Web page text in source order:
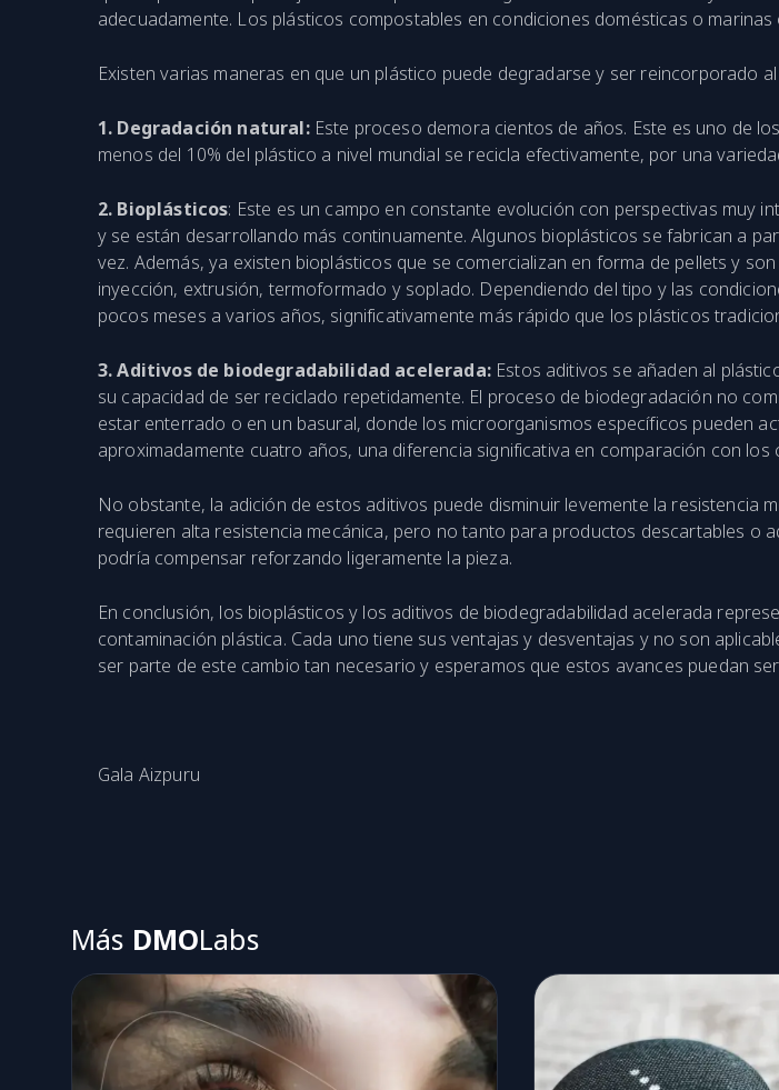
adecuadamente. Los plásticos compostables en condiciones domésticas o
Existen varias maneras en que un plástico puede degradarse y ser reincorporado
1. Degradación natural:Este proceso demora cientos de años. Este es uno de
menos del 10% del plástico a nivel mundial se recicla efectivamente, por una
2. Bioplásticos: Este es un campo en constante evolución con perspectivas muy
y se están desarrollando más continuamente. Algunos bioplásticos se fabrican a
vez. Además, ya existen bioplásticos que se comercializan en forma de pellets y
inyección, extrusión, termoformado y soplado. Dependiendo del tipo y las
pocos meses a varios años, significativamente más rápido que los plásticos
3. Aditivos de biodegradabilidad acelerada:Estos aditivos se añaden al
su capacidad de ser reciclado repetidamente. El proceso de biodegradación no
estar enterrado o en un basural, donde los microorganismos específicos pueden
aproximadamente cuatro años, una diferencia significativa en comparación con
No obstante, la adición de estos aditivos puede disminuir levemente la resistencia
requieren alta resistencia mecánica, pero no tanto para productos descartables o
podría compensar reforzando ligeramente la pieza.
En conclusión, los bioplásticos y los aditivos de biodegradabilidad acelerada
contaminación plástica. Cada uno tiene sus ventajas y desventajas y no son
ser parte de este cambio tan necesario y esperamos que estos avances puedan
Gala Aizpuru
Más DMOLabs